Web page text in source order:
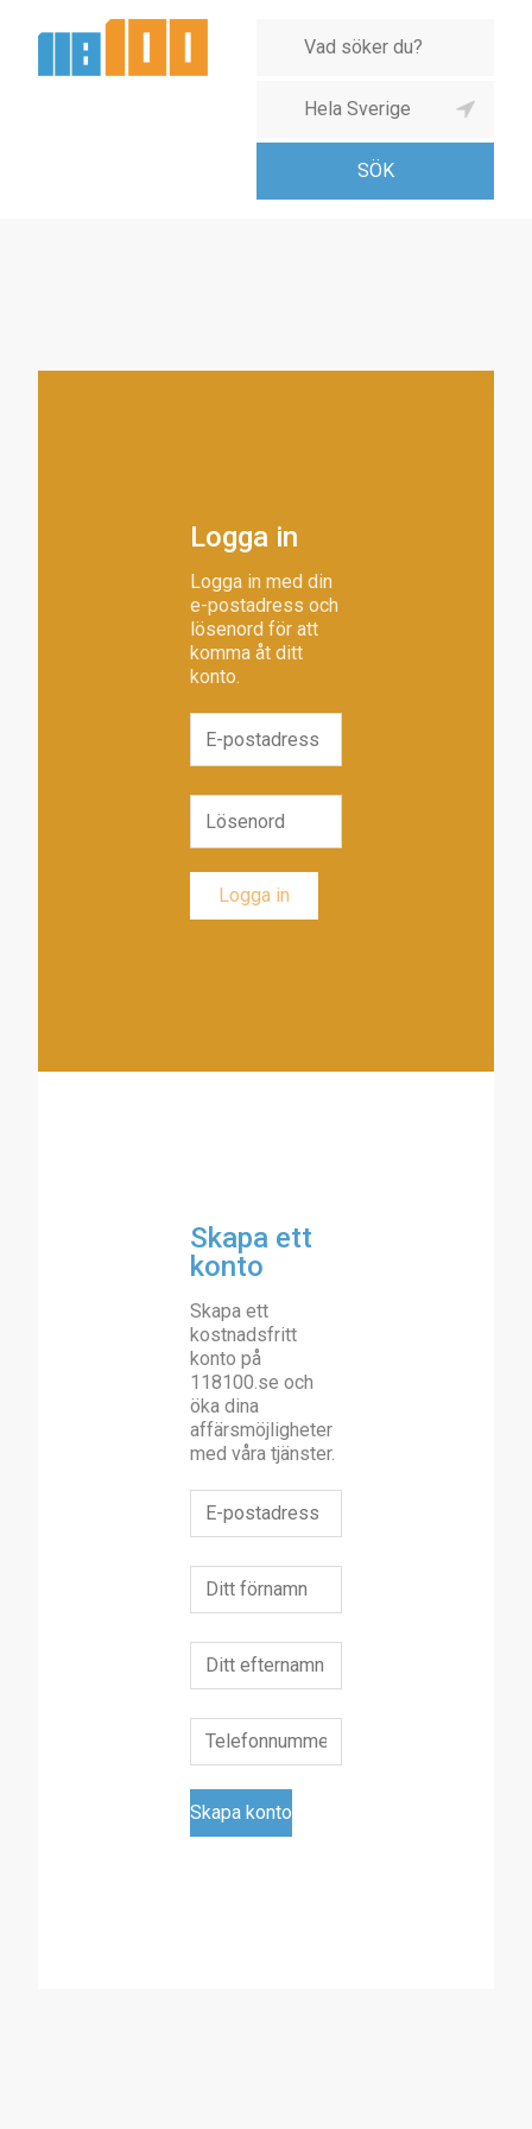
Logga in
Logga in med din
e-postadress och
lösenord för att
komma åt ditt
konto.
Skapa ett
konto
Skapa ett
kostnadsfritt
konto på
118100.se och
öka dina
affärsmöjligheter
med våra tjänster.